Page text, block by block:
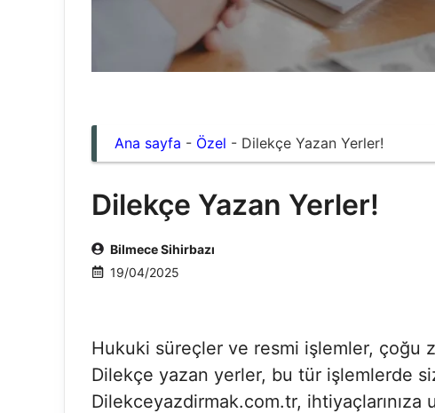
Ana sayfa - Özel - Dilekçe Yazan Yerler!
Dilekçe Yazan Yerler!
Bilmece Sihirbazı
19/04/2025
Hukuki süreçler ve resmi işlemler, çoğu
Dilekçe yazan yerler, bu tür işlemlerde
Dilekceyazdirmak.com.tr, ihtiyaçlarınıza